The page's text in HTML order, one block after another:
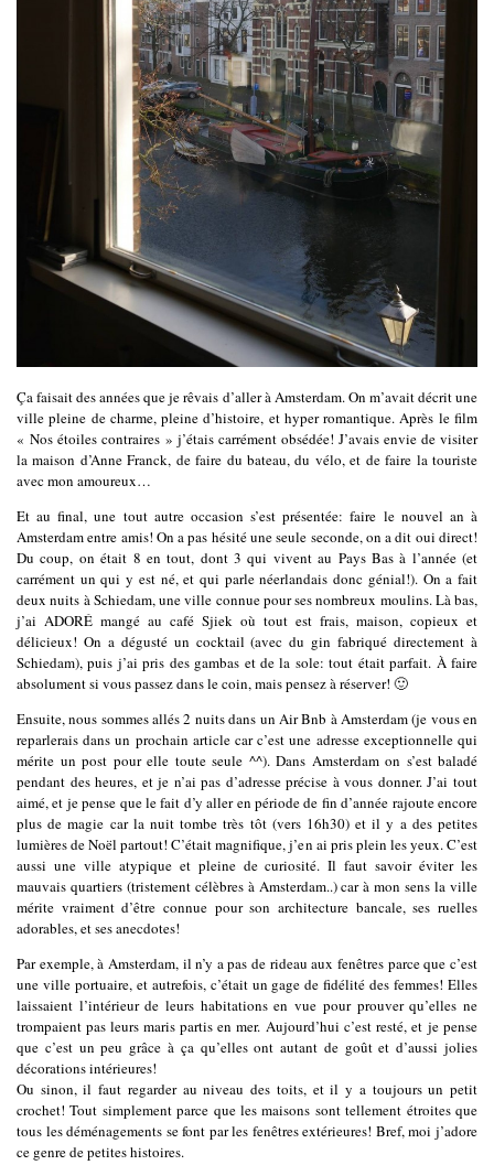
Ça faisait des années que je rêvais d’aller à Amsterdam. On m’avait décrit une
ville pleine de charme, pleine d’histoire, et hyper romantique. Après le film
« Nos étoiles contraires » j’étais carrément obsédée! J’avais envie de visiter
la maison d’Anne Franck, de faire du bateau, du vélo, et de faire la touriste
avec mon amoureux…
Et au final, une tout autre occasion s’est présentée: faire le nouvel an à
Amsterdam entre amis! On a pas hésité une seule seconde, on a dit oui direct!
Du coup, on était 8 en tout, dont 3 qui vivent au Pays Bas à l’année (et
carrément un qui y est né, et qui parle néerlandais donc génial!). On a fait
deux nuits à Schiedam, une ville connue pour ses nombreux moulins. Là bas,
j’ai ADORÉ mangé au café Sjiek où tout est frais, maison, copieux et
délicieux! On a dégusté un cocktail (avec du gin fabriqué directement à
Schiedam), puis j’ai pris des gambas et de la sole: tout était parfait. À faire
absolument si vous passez dans le coin, mais pensez à réserver! 🙂
Ensuite, nous sommes allés 2 nuits dans un Air Bnb à Amsterdam (je vous en
reparlerais dans un prochain article car c’est une adresse exceptionnelle qui
mérite un post pour elle toute seule ^^). Dans Amsterdam on s’est baladé
pendant des heures, et je n’ai pas d’adresse précise à vous donner. J’ai tout
aimé, et je pense que le fait d’y aller en période de fin d’année rajoute encore
plus de magie car la nuit tombe très tôt (vers 16h30) et il y a des petites
lumières de Noël partout! C’était magnifique, j’en ai pris plein les yeux. C’est
aussi une ville atypique et pleine de curiosité. Il faut savoir éviter les
mauvais quartiers (tristement célèbres à Amsterdam..) car à mon sens la ville
mérite vraiment d’être connue pour son architecture bancale, ses ruelles
adorables, et ses anecdotes!
Par exemple, à Amsterdam, il n’y a pas de rideau aux fenêtres parce que c’est
une ville portuaire, et autrefois, c’était un gage de fidélité des femmes! Elles
laissaient l’intérieur de leurs habitations en vue pour prouver qu’elles ne
trompaient pas leurs maris partis en mer. Aujourd’hui c’est resté, et je pense
que c’est un peu grâce à ça qu’elles ont autant de goût et d’aussi jolies
décorations intérieures!
Ou sinon, il faut regarder au niveau des toits, et il y a toujours un petit
crochet! Tout simplement parce que les maisons sont tellement étroites que
tous les déménagements se font par les fenêtres extérieures! Bref, moi j’adore
ce genre de petites histoires.